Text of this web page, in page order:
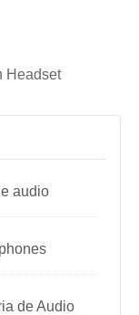
Headset
audio
de Audio